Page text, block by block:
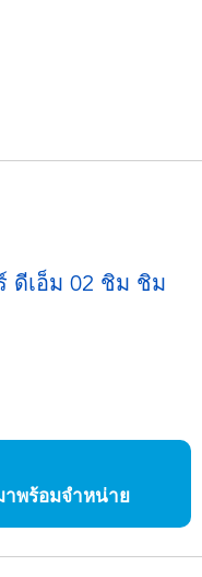
ยหัดเดิน
ดีเอ็ม 02 ชิม ชิม
าพร้อมจำหน่าย